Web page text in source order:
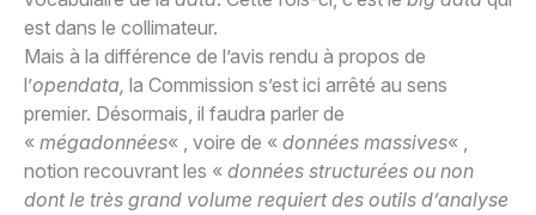
est dans le collimateur.
Mais à la différence de l’avis rendu à propos de
l’opendata, la Commission s’est ici arrêté au sens
premier. Désormais, il faudra parler de
« mégadonnées« , voire de « données massives« ,
notion recouvrant les « données structurées ou non
dont le très grand volume requiert des outils d’analyse